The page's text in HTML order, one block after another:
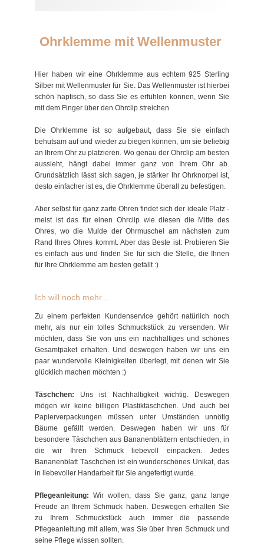
Ohrklemme mit Wellenmuster
Hier haben wir eine Ohrklemme aus echtem 925 Sterling
Silber mit Wellenmuster für Sie. Das Wellenmuster ist hierbei
schön haptisch, so dass Sie es erfühlen können, wenn Sie
mit dem Finger über den Ohrclip streichen.
Die Ohrklemme ist so aufgebaut, dass Sie sie einfach
behutsam auf und wieder zu biegen können, um sie beliebig
an Ihrem Ohr zu platzieren. Wo genau der Ohrclip am besten
aussieht, hängt dabei immer ganz von Ihrem Ohr ab.
Grundsätzlich lässt sich sagen, je stärker Ihr Ohrknorpel ist,
desto einfacher ist es, die Ohrklemme überall zu befestigen.
Aber selbst für ganz zarte Ohren findet sich der ideale Platz -
meist ist das für einen Ohrclip wie diesen die Mitte des
Ohres, wo die Mulde der Ohrmuschel am nächsten zum
Rand Ihres Ohres kommt. Aber das Beste ist: Probieren Sie
es einfach aus und finden Sie für sich die Stelle, die Ihnen
für Ihre Ohrklemme am besten gefällt :)
Ich will noch mehr...
Zu einem perfekten Kundenservice gehört natürlich noch
mehr, als nur ein tolles Schmuckstück zu versenden. Wir
möchten, dass Sie von uns ein nachhaltiges und schönes
Gesamtpaket erhalten. Und deswegen haben wir uns ein
paar wundervolle Kleinigkeiten überlegt, mit denen wir Sie
glücklich machen möchten :)
Täschchen: Uns ist Nachhaltigkeit wichtig. Deswegen
mögen wir keine billigen Plastiktäschchen. Und auch bei
Papierverpackungen müssen unter Umständen unnötig
Bäume gefällt werden. Deswegen haben wir uns für
besondere Täschchen aus Bananenblättern entschieden, in
die wir Ihren Schmuck liebevoll einpacken. Jedes
Bananenblatt Täschchen ist ein wunderschönes Unikat, das
in liebevoller Handarbeit für Sie angefertigt wurde.
Pflegeanleitung: Wir wollen, dass Sie ganz, ganz lange
Freude an Ihrem Schmuck haben. Deswegen erhalten Sie
zu Ihrem Schmuckstück auch immer die passende
Pflegeanleitung mit allem, was Sie über Ihren Schmuck und
seine Pflege wissen sollten.